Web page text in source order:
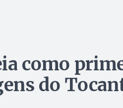
como
do